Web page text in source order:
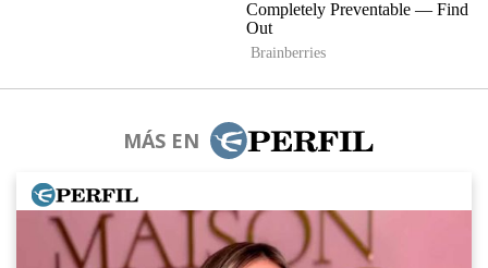
MÁS EN